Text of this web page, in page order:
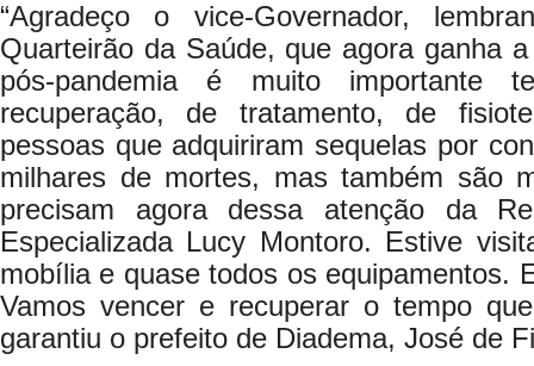
“Agradeço o vice-Governador,
Quarteirão da Saúde, que agora ganha
pós-pandemia é muito importante
recuperação, de tratamento, de
pessoas que adquiriram sequelas por
milhares de mortes, mas também são
precisam agora dessa atenção da
Especializada Lucy Montoro. Estive
mobília e quase todos os equipamentos.
Vamos vencer e recuperar o tempo
garantiu o prefeito de Diadema, José de